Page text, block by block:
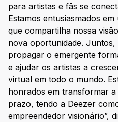
para artistas e fãs se
Estamos entusiasmados
que compartilha nossa
nova oportunidade.
propagar o emergente
e ajudar os artistas a
virtual em todo o mundo.
honrados em transformar
prazo, tendo a Deezer
empreendedor visionário”,